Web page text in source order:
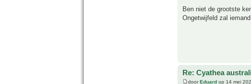
Ben niet de grootste
Ongetwijfeld zal
Re: Cyathea
doorEduard op 14 mei